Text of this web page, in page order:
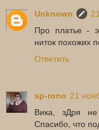
Unknown
Про платье -
ниток похожих
Ответить
sp-rono 21
Вика, зДря
Спасибо, что